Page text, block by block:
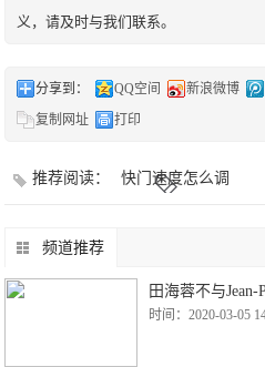
义，请及时与我们联系。
分享到： QQ空间 新浪微博
复制网址
打印
推荐阅读： 快门速度怎么调
频道推荐
田海蓉不与Jean-
时间：2020-03-05